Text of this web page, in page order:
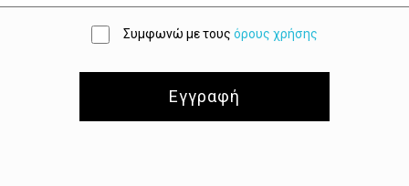
Συμφωνώ με τους όρους χρήσης
Εγγραφή